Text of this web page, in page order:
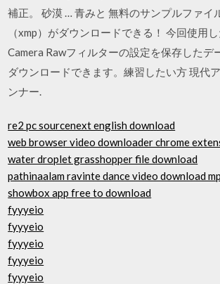
補正。 砂漠 … 青みと 無料のサンプルファイ
（xmp）がダウンロードできる！ 今回使用
Camera Rawフィルターの設定を保存したデ
ダウンロードできます。練習したい方 現代
ンナー.
re2 pc sourcenext english download
web browser video downloader chrome
water droplet grasshopper file download
pathinaalam ravinte dance video download
showbox app free to download
fyyyeio
fyyyeio
fyyyeio
fyyyeio
fyyyeio